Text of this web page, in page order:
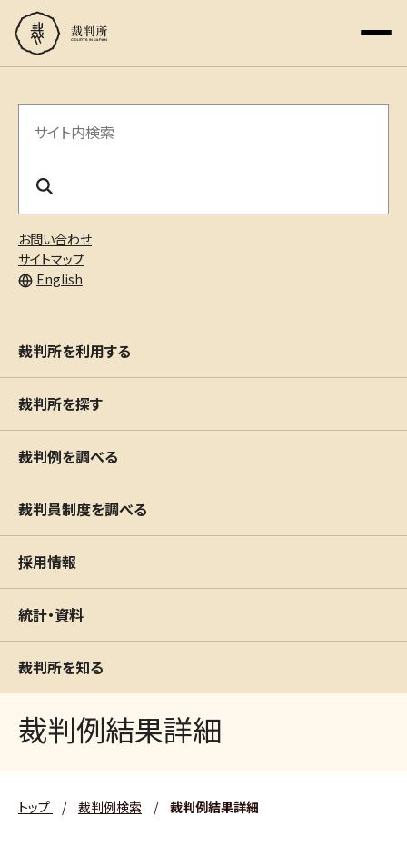
お問い合わせ
サイトマップ
English
サ
内
検
索
裁判所を利用する
裁判所を探す
裁判例を調べる
裁判員制度を調べる
採用情報
統計・資料
裁判所を知る
裁判例結果詳細
トップ / 裁判例検索 / 裁判例結果詳細